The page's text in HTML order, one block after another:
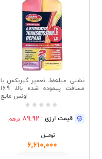
نشتی میله‌ها، تعمیر گیربکس با
مسافت پیموده شده بالا، 16.9
اونس مایع
قیمت ارزی : 89.92 درهم
تومــــــان
6,610,000